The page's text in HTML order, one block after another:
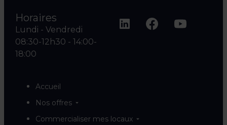
Horaires
Lundi - Vendredi
08:30-12h30 - 14:00-
18:00
Accueil
Nos offres
Commercialiser mes locaux